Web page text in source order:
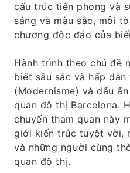
cấu trúc tiên phong và
sáng và màu sắc, mỗi
chương độc đáo của
Hành trình theo chủ đề
biết sâu sắc và hấp
(Modernisme) và dấu
quan đô thị Barcelona.
chuyến tham quan này
giới kiến ​​trúc tuyệt vời,
và những người cùng
quan đô thị.